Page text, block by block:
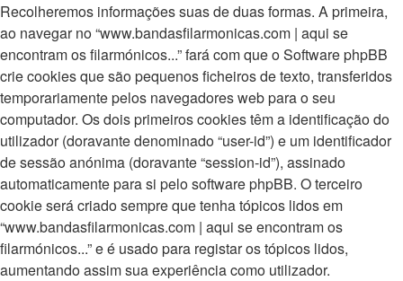
Recolheremos informações suas de duas formas. A primeira,
ao navegar no “www.bandasfilarmonicas.com | aqui se
encontram os filarmónicos...” fará com que o Software phpBB
crie cookies que são pequenos ficheiros de texto, transferidos
temporariamente pelos navegadores web para o seu
computador. Os dois primeiros cookies têm a identificação do
utilizador (doravante denominado “user-id”) e um identificador
de sessão anónima (doravante “session-id”), assinado
automaticamente para si pelo software phpBB. O terceiro
cookie será criado sempre que tenha tópicos lidos em
“www.bandasfilarmonicas.com | aqui se encontram os
filarmónicos...” e é usado para registar os tópicos lidos,
aumentando assim sua experiência como utilizador.